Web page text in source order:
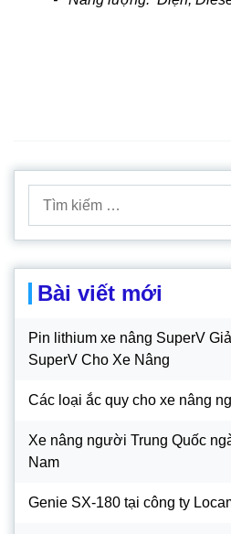
cho:
Bài viết mới
Pin lithium xe nâng SuperV
SuperV Cho Xe Nâng
Các loại ắc quy cho xe nâng
Xe nâng người Trung Quốc
Nam
Genie SX-180 tại công ty